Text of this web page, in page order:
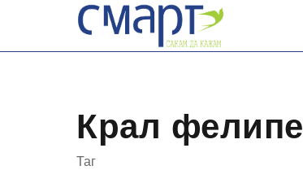
content
Крал фелипе
Таг